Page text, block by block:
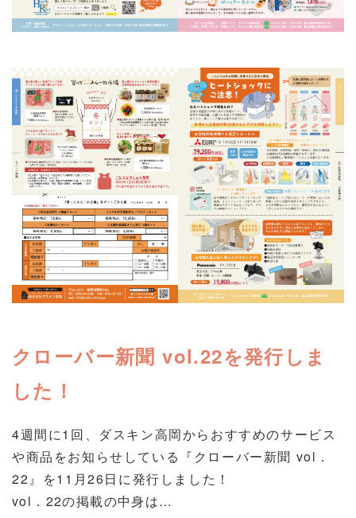
クローバー新聞 vol.22を発行しま
した！
4週間に1回、ダスキン高岡からおすすめのサービス
や商品をお知らせしている『クローバー新聞 vol．
22』を11 月26日に発行しました！
vol．22の掲載の中身は…